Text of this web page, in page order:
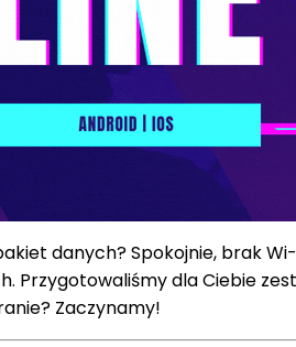
danych? Spokojnie, brak
Przygotowaliśmy dla Ciebie
Zaczynamy!